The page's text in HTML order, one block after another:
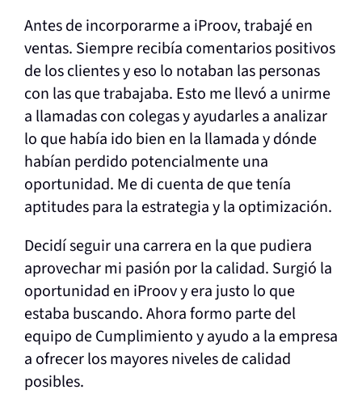
Antes de incorporarme a iProov, trabajé en
ventas. Siempre recibía comentarios positivos
de los clientes y eso lo notaban las personas
con las que trabajaba. Esto me llevó a unirme
a llamadas con colegas y ayudarles a analizar
lo que había ido bien en la llamada y dónde
habían perdido potencialmente una
oportunidad. Me di cuenta de que tenía
aptitudes para la estrategia y la optimización.
Decidí seguir una carrera en la que pudiera
aprovechar mi pasión por la calidad. Surgió la
oportunidad en iProov y era justo lo que
estaba buscando. Ahora formo parte del
equipo de Cumplimiento y ayudo a la empresa
a ofrecer los mayores niveles de calidad
posibles.